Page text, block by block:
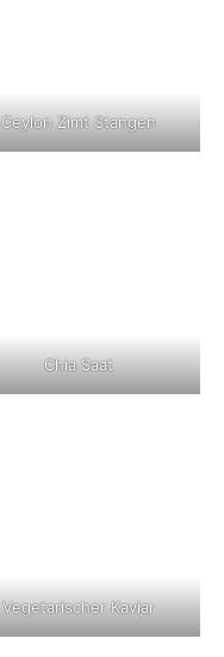
Ceylon Zimt Stangen
Chia Saat
Vegetarischer Kaviar